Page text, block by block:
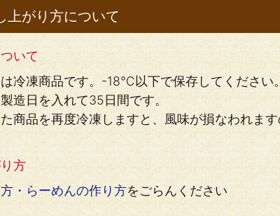
上がり方について
いて
冷凍商品です。-18℃以下で保存してください
造日を入れて35日間です。
商品を再度冷凍しますと、風味が損なわれま
方
・らーめんの作り方をごらんください